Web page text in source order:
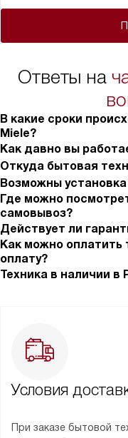
Ответы на
В какие сроки
Miele?
Как давно вы
Откуда бытовая
Возможны
Где можно
самовывоз?
Действует ли
Как можно оплатить
оплату?
Техника в наличии в
Условия
При заказе бытовой